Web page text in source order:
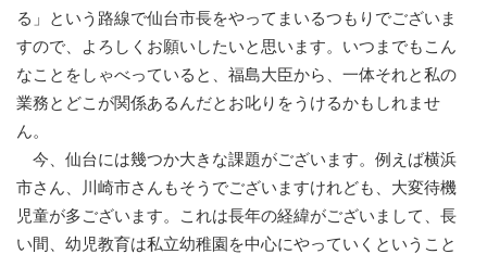
る」という路線で仙台市長をやってまいるつもりでございま
すので、よろしくお願いしたいと思います。いつまでもこん
なことをしゃべっていると、福島大臣から、一体それと私の
業務とどこが関係あるんだとお叱りをうけるかもしれませ
ん。
今、仙台には幾つか大きな課題がございます。例えば横浜
市さん、川崎市さんもそうでございますけれども、大変待機
児童が多ございます。これは長年の経緯がございまして、長
い間、幼児教育は私立幼稚園を中心にやっていくということ